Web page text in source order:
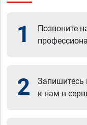
1 Позвоните
2
Запишитесь
к нам в